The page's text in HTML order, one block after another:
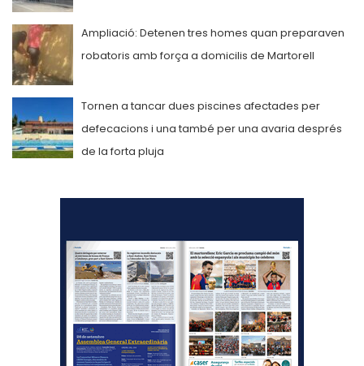
Ampliació: Detenen tres homes quan preparaven
robatoris amb força a domicilis de Martorell
Tornen a tancar dues piscines afectades per
defecacions i una també per una avaria després
de la forta pluja